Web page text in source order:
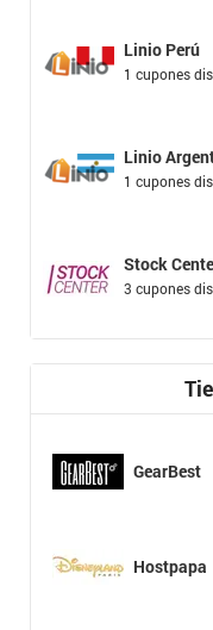
Linio Perú
1 cupones
Linio
1 cupones
Stock
3 cupones
GearBest
Hostpapa